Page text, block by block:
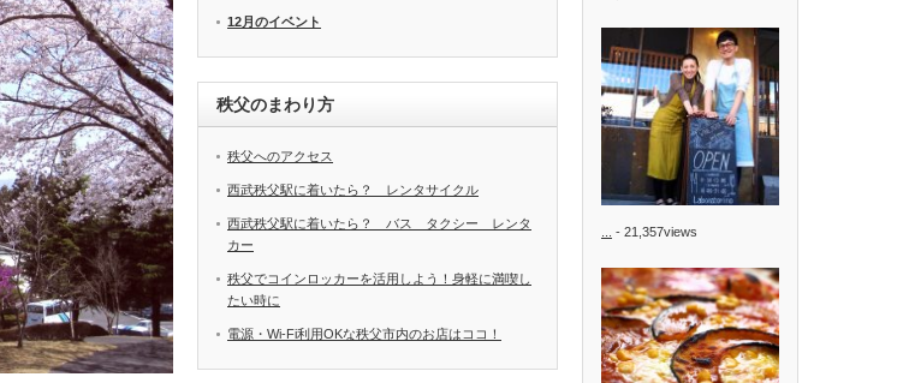
12月のイベント
秩父のまわり方
秩父へのアクセス
西武秩父駅に着いたら？ レンタサイクル
西武秩父駅に着いたら？ バス タクシー レンタ
カー
秩父でコインロッカーを活用しよう！身軽に満喫し
たい時に
電源・Wi-Fi利用OKな秩父市内のお店はココ！
- 21,357views